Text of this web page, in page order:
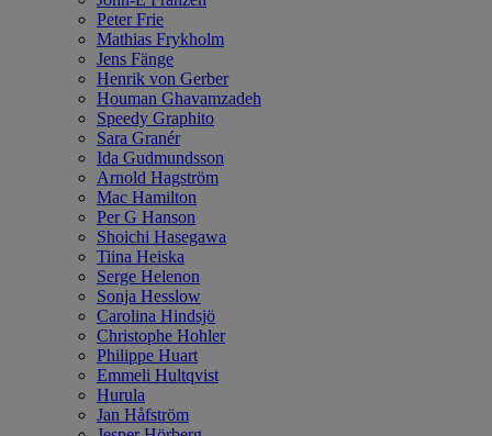
Peter Frie
Mathias Frykholm
Jens Fänge
Henrik von Gerber
Houman Ghavamzadeh
Speedy Graphito
Sara Granér
Ida Gudmundsson
Arnold Hagström
Mac Hamilton
Per G Hanson
Shoichi Hasegawa
Tiina Heiska
Serge Helenon
Sonja Hesslow
Carolina Hindsjö
Christophe Hohler
Philippe Huart
Emmeli Hultqvist
Hurula
Jan Håfström